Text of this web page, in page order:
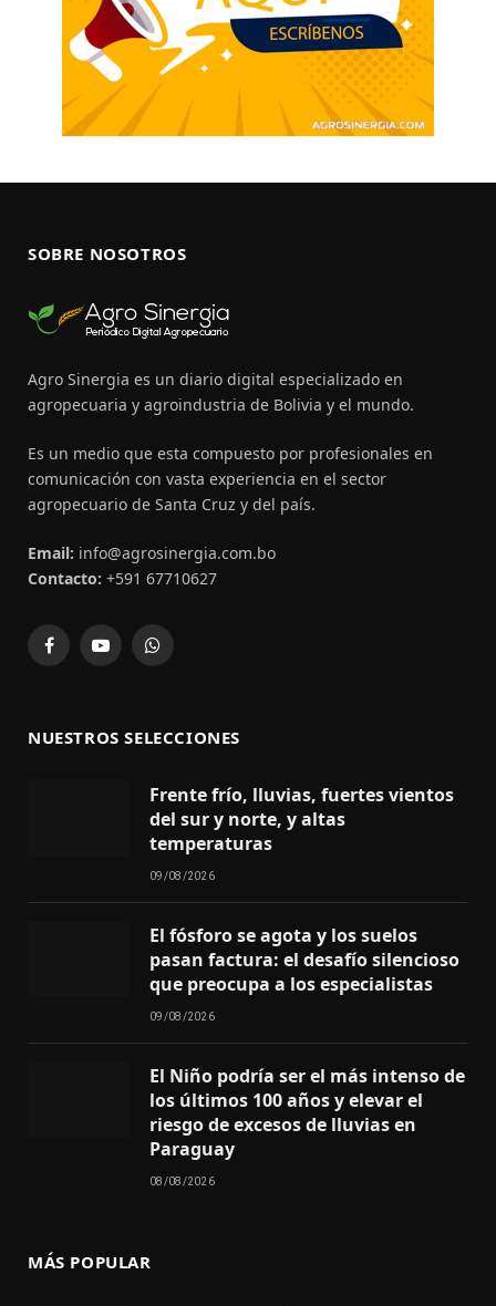
SOBRE NOSOTROS
Agro Sinergia es un diario digital especializado en
agropecuaria y agroindustria de Bolivia y el mundo.
Es un medio que esta compuesto por profesionales en
comunicación con vasta experiencia en el sector
agropecuario de Santa Cruz y del país.
Email: info@agrosinergia.com.bo
Contacto: +591 67710627
FacebookYouTubeWhatsApp
NUESTROS SELECCIONES
Frente frío, lluvias, fuertes vientos
del sur y norte, y altas
temperaturas
09/08/2026
El fósforo se agota y los suelos
pasan factura: el desafío silencioso
que preocupa a los especialistas
09/08/2026
El Niño podría ser el más intenso de
los últimos 100 años y elevar el
riesgo de excesos de lluvias en
Paraguay
08/08/2026
MÁS POPULAR